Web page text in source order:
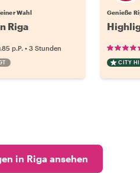
Wahl
Riga
p.P. • 3 Stunden
Genieße
CITY
in Riga ansehen